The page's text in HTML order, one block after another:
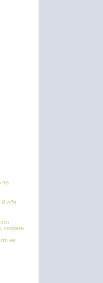
то
И обе
коллеги
не